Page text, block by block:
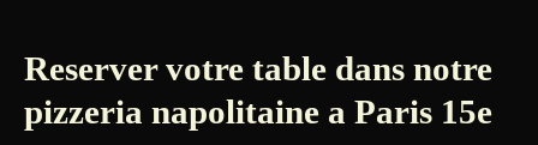
Reserver votre table dans notre
pizzeria napolitaine a Paris 15e